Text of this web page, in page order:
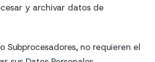
y archivar datos de
Subprocesadores, no requieren el